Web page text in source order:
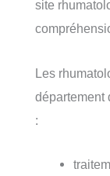
site
Les
département
: